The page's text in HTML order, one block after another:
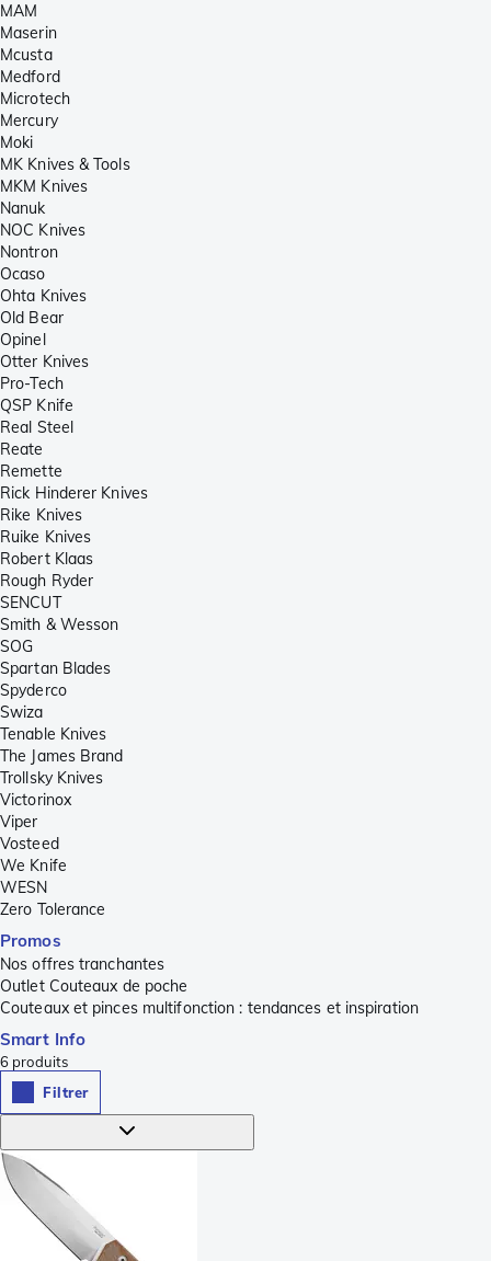
MAM
Maserin
Mcusta
Medford
Microtech
Mercury
Moki
MK Knives & Tools
MKM Knives
Nanuk
NOC Knives
Nontron
Ocaso
Ohta Knives
Old Bear
Opinel
Otter Knives
Pro-Tech
QSP Knife
Real Steel
Reate
Remette
Rick Hinderer Knives
Rike Knives
Ruike Knives
Robert Klaas
Rough Ryder
SENCUT
Smith & Wesson
SOG
Spartan Blades
Spyderco
Swiza
Tenable Knives
The James Brand
Trollsky Knives
Victorinox
Viper
Vosteed
We Knife
WESN
Zero Tolerance
Promos
Nos offres tranchantes
Outlet Couteaux de poche
Couteaux et pinces multifonction : tendances et inspiration
Smart Info
6 produits
Filtrer